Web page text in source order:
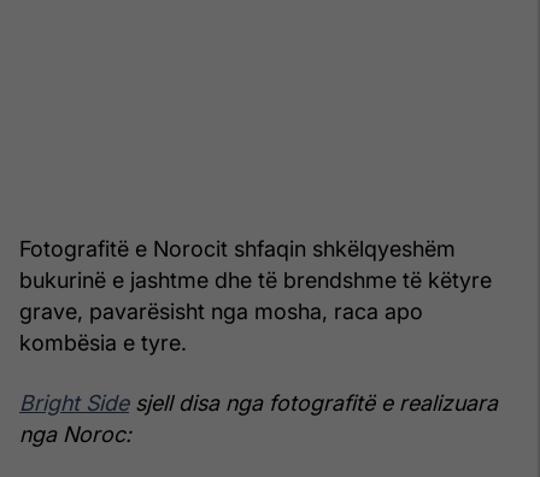
Fotografitë e Norocit shfaqin shkëlqyeshëm
bukurinë e jashtme dhe të brendshme të këtyre
grave, pavarësisht nga mosha, raca apo
kombësia e tyre.
Bright Sidesjell disa nga fotografitë e realizuara
nga Noroc: